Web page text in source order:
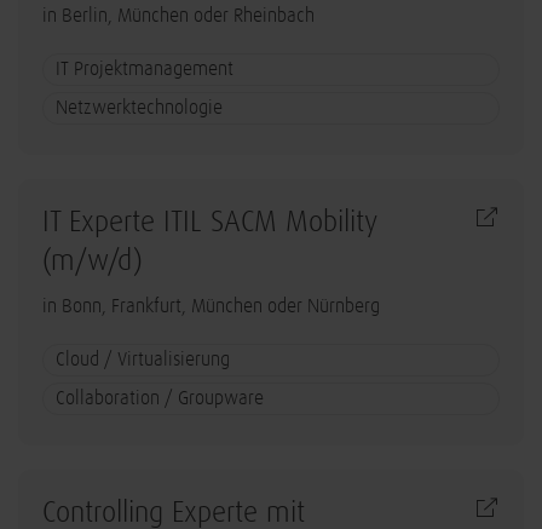
in Berlin, München oder Rheinbach
IT Projektmanagement
Netzwerktechnologie
IT Experte ITIL SACM Mobility
(m/w/d)
in Bonn, Frankfurt, München oder Nürnberg
Cloud / Virtualisierung
Collaboration / Groupware
Controlling Experte mit